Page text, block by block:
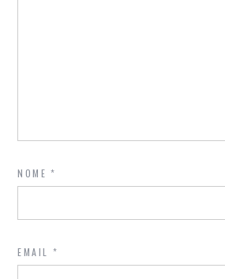
NOME*
EMAIL *